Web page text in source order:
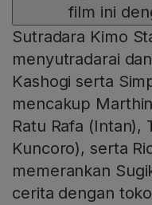
film ini
Sutradara Kimo
menyutradarai
Kashogi serta
mencakup
Ratu Rafa (Intan),
Kuncoro), serta
memerankan
cerita dengan